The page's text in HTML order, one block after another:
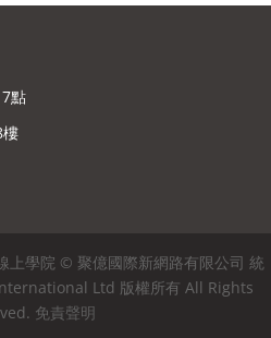
點
學院 © 聚億國際新網路有限公司 統
Ltd 版權所有 All Rights
免責聲明